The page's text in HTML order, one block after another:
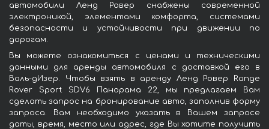
автомобили Ленд Ровер снабжены современной
электроникой, элементами комфорта, системами
безопасности и устойчивости при движении по
дорогам.
Вы можете ознакомиться с ценами и техническими
данными для аренды автомобиля с доставкой его в
Валь-дИзер. Чтобы взять в аренду Ленд Ровер Range
Rover Sport SDV6 Панорама 22, мы предлагаем Вам
сделать запрос на бронирование авто, заполнив форму
запроса. Вам необходимо указать в Вашем запросе
даты, время, место или адрес, где Вы хотите получить